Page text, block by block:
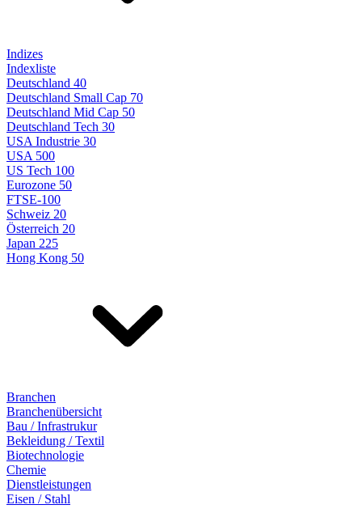
Indizes
Indexliste
Deutschland 40
Deutschland Small Cap 70
Deutschland Mid Cap 50
Deutschland Tech 30
USA Industrie 30
USA 500
US Tech 100
Eurozone 50
FTSE-100
Schweiz 20
Österreich 20
Japan 225
Hong Kong 50
Branchen
Branchenübersicht
Bau / Infrastrukur
Bekleidung / Textil
Biotechnologie
Chemie
Dienstleistungen
Eisen / Stahl